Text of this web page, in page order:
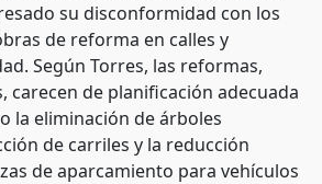
su disconformidad con los
de reforma en calles y
Según Torres, las reformas,
carecen de planificación adecuada
la eliminación de árboles
de carriles y la reducción
de aparcamiento para vehículos